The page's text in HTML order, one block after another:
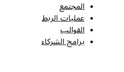
المجتمع
عمليات الربط
القوالب
برامج الشركاء